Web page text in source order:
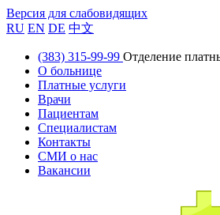
Версия для слабовидящих
RU EN DE 中文
(383) 315-99-99 Отделение
О больнице
Платные услуги
Врачи
Пациентам
Специалистам
Контакты
СМИ о нас
Вакансии